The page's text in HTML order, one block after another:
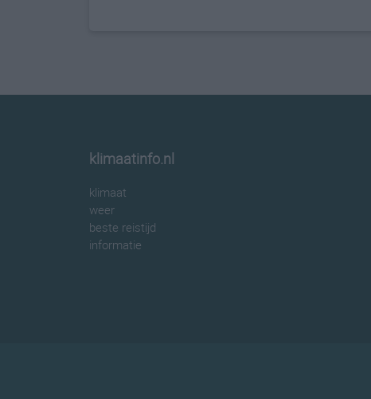
klimaatinfo.nl
klimaat
weer
beste reistijd
informatie